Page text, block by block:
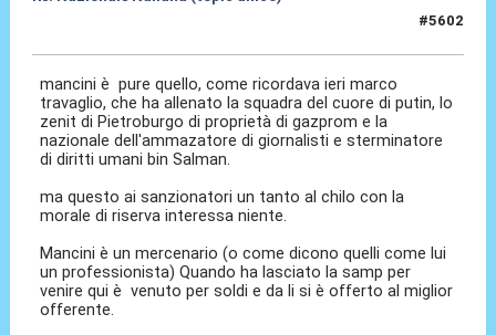
#5602
mancini è pure quello, come ricordava ieri marco
travaglio, che ha allenato la squadra del cuore di putin, lo
zenit di Pietroburgo di proprietà di gazprom e la
nazionale dell'ammazatore di giornalisti e sterminatore
di diritti umani bin Salman.
ma questo ai sanzionatori un tanto al chilo con la
morale di riserva interessa niente.
Mancini è un mercenario (o come dicono quelli come lui
un professionista) Quando ha lasciato la samp per
venire qui è venuto per soldi e da li si è offerto al miglior
offerente.